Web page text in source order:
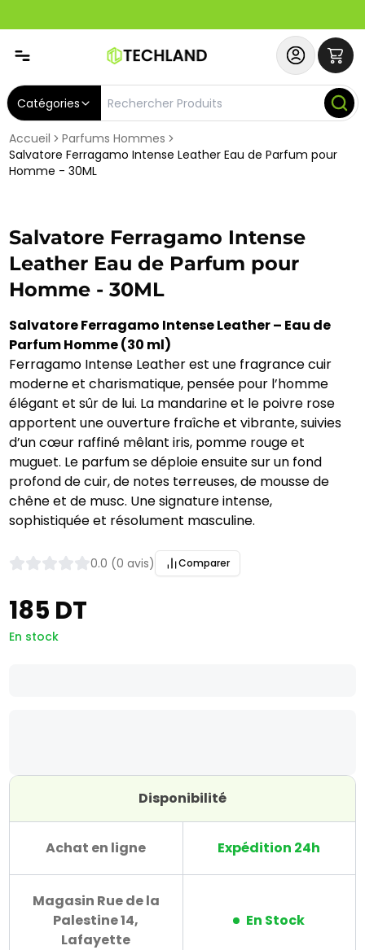
Catégories
Accueil
Parfums Hommes
Salvatore Ferragamo Intense Leather Eau de Parfum pour
Homme - 30ML
Salvatore Ferragamo Intense
Leather Eau de Parfum pour
Homme - 30ML
Salvatore Ferragamo Intense Leather – Eau de
Parfum Homme (30 ml)
Ferragamo Intense Leather est une fragrance cuir
moderne et charismatique, pensée pour l’homme
élégant et sûr de lui. La mandarine et le poivre rose
apportent une ouverture fraîche et vibrante, suivies
d’un cœur raffiné mêlant iris, pomme rouge et
muguet. Le parfum se déploie ensuite sur un fond
profond de cuir, de notes terreuses, de mousse de
chêne et de musc. Une signature intense,
sophistiquée et résolument masculine.
0.0 (0 avis) Comparer
185 DT
En stock
Disponibilité
Achat en ligne Expédition 24h
Magasin Rue de la
Palestine 14,
Lafayette
En Stock